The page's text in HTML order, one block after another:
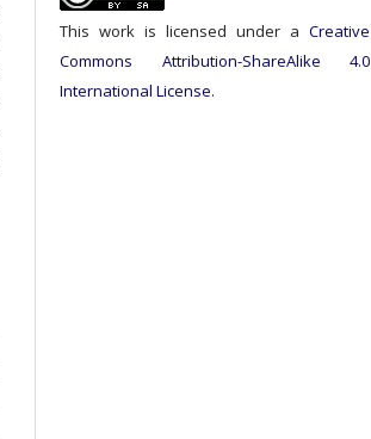
This work is licensed under a Creative
Commons Attribution-ShareAlike 4.0
International License.